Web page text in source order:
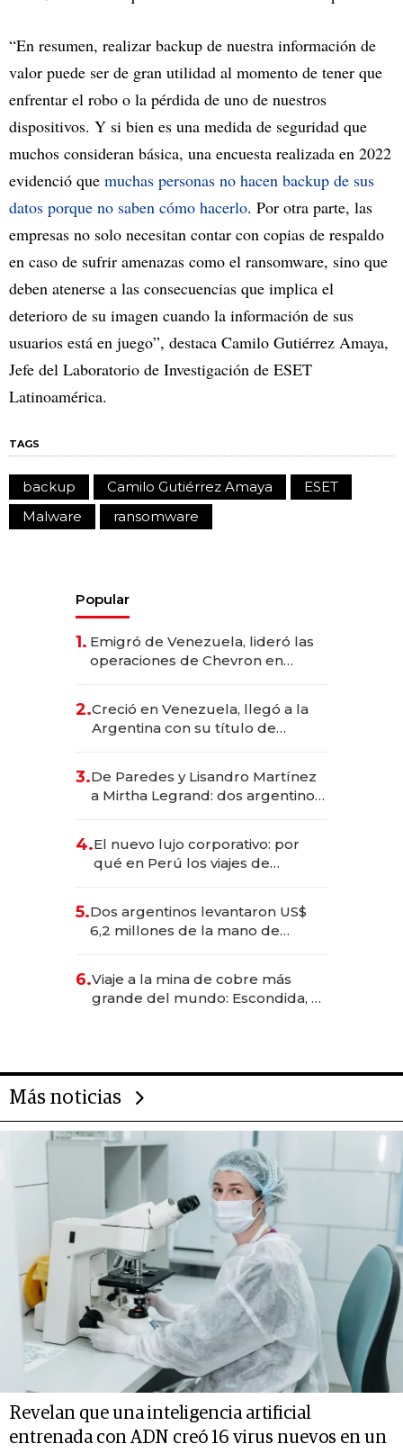
“En resumen, realizar backup de nuestra información de
valor puede ser de gran utilidad al momento de tener que
enfrentar el robo o la pérdida de uno de nuestros
dispositivos. Y si bien es una medida de seguridad que
muchos consideran básica, una encuesta realizada en 2022
evidenció que muchas personas no hacen backup de sus
datos porque no saben cómo hacerlo. Por otra parte, las
empresas no solo necesitan contar con copias de respaldo
en caso de sufrir amenazas como el ransomware, sino que
deben atenerse a las consecuencias que implica el
deterioro de su imagen cuando la información de sus
usuarios está en juego”, destaca Camilo Gutiérrez Amaya,
Jefe del Laboratorio de Investigación de ESET
Latinoamérica.
TAGS
backup Camilo Gutiérrez Amaya
ESET
Malware
ransomware
Popular
1. Emigró de Venezuela, lideró las
operaciones de Chevron en
2.Creció en Venezuela, llegó a la
Argentina con su título de
las marcas "fast premium"
3.De Paredes y Lisandro Martínez
a Mirtha Legrand: dos argentinos
4.El nuevo lujo corporativo: por
qué en Perú los viajes de
para convertirse en experiencias
transformadoras
5.Dos argentinos levantaron US$
6,2 millones de la mano de
6.Viaje a la mina de cobre más
grande del mundo: Escondida, el
Más noticias
Revelan que una inteligencia artificial
entrenada con ADN creó 16 virus nuevos en un